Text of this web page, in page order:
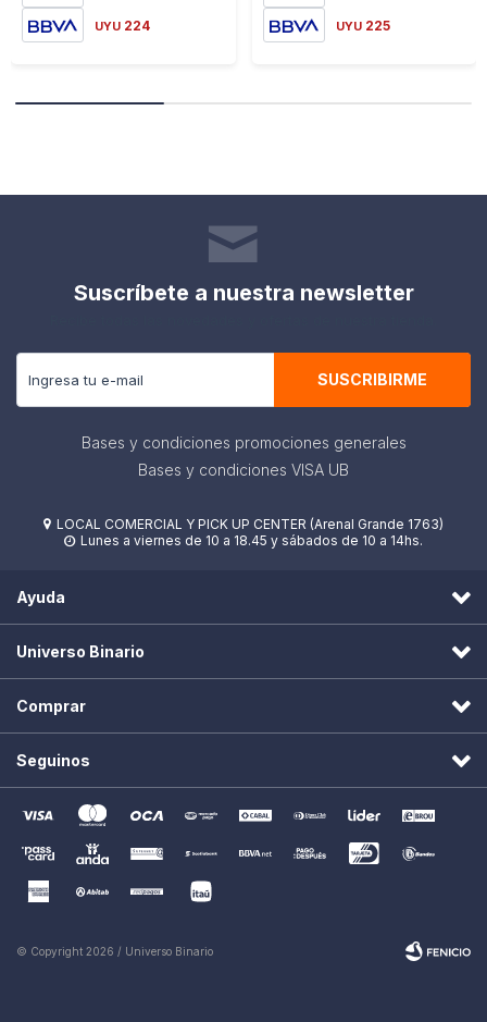
UYU 224 UYU 225
Suscríbete a nuestra newsletter
SUSCRIBIRME
Bases y condiciones promociones generales
Bases y condiciones VISA UB
 LOCAL COMERCIAL Y PICK UP CENTER (Arenal Grande 1763)
 Lunes a viernes de 10 a 18.45 y sábados de 10 a 14hs.
Ayuda
Universo Binario
Comprar
Seguinos
© Copyright 2026 / Universo Binario